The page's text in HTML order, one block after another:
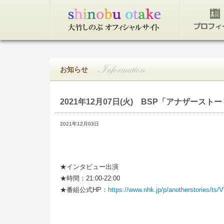
お知らせ
2021年12月07日(火) BSP「アナザーストー
2021年12月03日
★インタビュー出演
★時間：21:00-22:00
★番組公式HP： https://www.nhk.jp/p/anotherstories/ts/